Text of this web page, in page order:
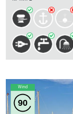
Wind
90